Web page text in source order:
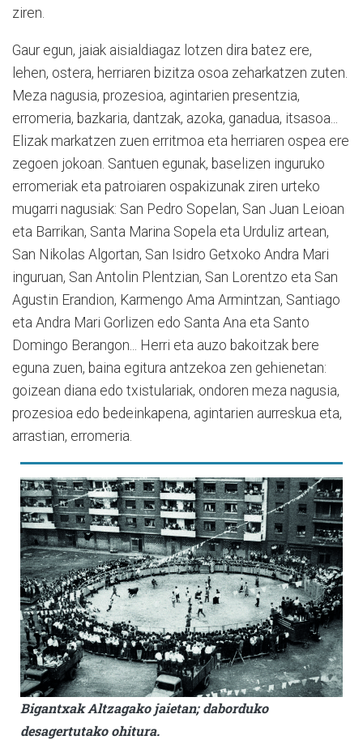
ziren.
Gaur egun, jaiak aisialdiagaz lotzen dira batez ere,
lehen, ostera, herriaren bizitza osoa zeharkatzen zuten.
Meza nagusia, prozesioa, agintarien presentzia,
erromeria, bazkaria, dantzak, azoka, ganadua, itsasoa...
Elizak markatzen zuen erritmoa eta herriaren ospea ere
zegoen jokoan. Santuen egunak, baselizen inguruko
erromeriak eta patroiaren ospakizunak ziren urteko
mugarri nagusiak: San Pedro Sopelan, San Juan Leioan
eta Barrikan, Santa Marina Sopela eta Urduliz artean,
San Nikolas Algortan, San Isidro Getxoko Andra Mari
inguruan, San Antolin Plentzian, San Lorentzo eta San
Agustin Erandion, Karmengo Ama Armintzan, Santiago
eta Andra Mari Gorlizen edo Santa Ana eta Santo
Domingo Berangon... Herri eta auzo bakoitzak bere
eguna zuen, baina egitura antzekoa zen gehienetan:
goizean diana edo txistulariak, ondoren meza nagusia,
prozesioa edo bedeinkapena, agintarien aurreskua eta,
arrastian, erromeria.
Bigantxak Altzagako jaietan; daborduko
desagertutako ohitura.